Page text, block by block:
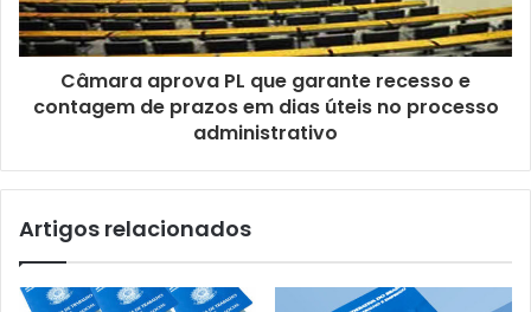
Câmara aprova PL que garante recesso e
contagem de prazos em dias úteis no processo
administrativo
Artigos relacionados